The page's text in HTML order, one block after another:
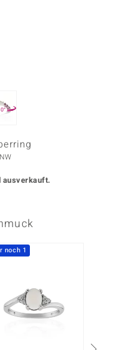
noch 1